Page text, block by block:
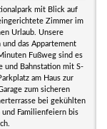
mit Blick auf
Zimmer im
Urlaub. Unsere
das Appartement
Fußweg sind es
und Bahnstation mit S-
am Haus zur
zum sicheren
bei gekühlten
Familienfeiern bis